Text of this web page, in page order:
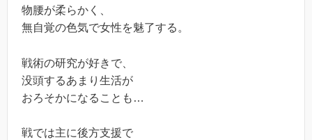
物腰が柔らかく、
無自覚の色気で女性を魅了する。
戦術の研究が好きで、
没頭するあまり生活が
おろそかになることも…
戦では主に後方支援で